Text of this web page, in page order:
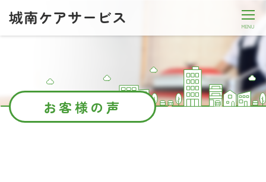
城南ケアサービス MENU
お客様の声